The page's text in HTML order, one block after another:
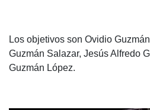
Los objetivos son Ovidio
Guzmán Salazar, Jesús Alfredo
Guzmán López.